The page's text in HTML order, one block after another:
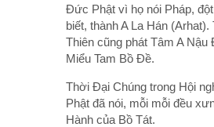
Đức Phật vì họ nói Pháp,
biết, thành A La Hán
Thiên cũng phát Tâm A Nậu
Miểu Tam Bồ Đề.
Thời Đại Chúng trong Hội
Phật đã nói, mỗi mỗi đều
Hành của Bồ Tát.